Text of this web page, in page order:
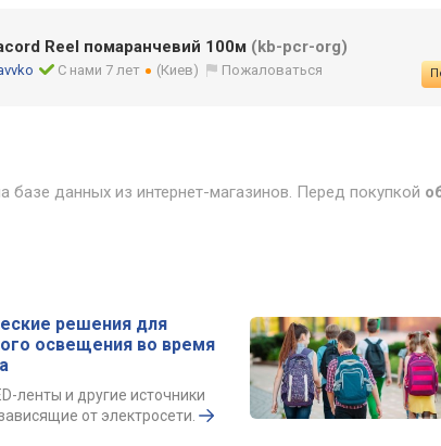
Reel помаранчевий 100м (kb-pcr-org)
С нами 7 лет (Киев) Пожаловаться
базе данных из интернет-магазинов. Перед покупкой
решения для
освещения во время
ленты и другие источники
от электросети.